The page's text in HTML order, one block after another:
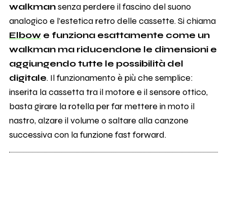
walkmansenza perdere il fascino del suono
analogico e l’estetica retro delle cassette. Si chiama
Elbow e funziona esattamente come un
walkman ma riducendone le dimensioni e
aggiungendo tutte le possibilità del
digitale. Il funzionamento è più che semplice:
inserita la cassetta tra il motore e il sensore ottico,
basta girare la rotella per far mettere in moto il
nastro, alzare il volume o saltare alla canzone
successiva con la funzione fast forward.